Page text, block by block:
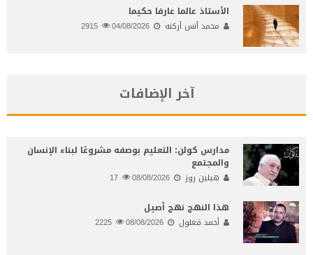
الأستاذ عالما عارفا حكيما
محمد أنس أركنه 04/08/2026
آخر الإضافات
مدارس كولن: التعليم بوصفه مشروعًا لبناء الإنسان
والمجتمع
هيلين روز 08/08/2026
هذا النهج نهج أصيل
أحمد قعلول 08/08/2026